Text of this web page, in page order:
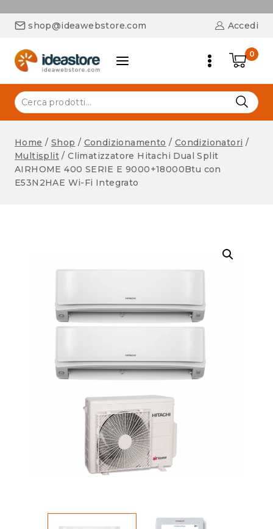
shop@ideawebstore.com Accedi
0
Home / Shop / Condizionamento / Condizionatori /
Multisplit / Climatizzatore Hitachi Dual Split
AIRHOME 400 SERIE E 9000+18000Btu con
E53N2HAE Wi-Fi Integrato